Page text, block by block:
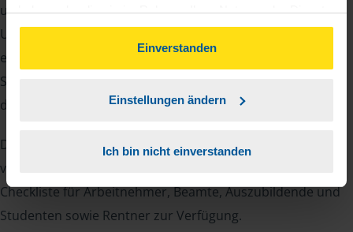
haben oder die sie im Rahmen Ihrer Nutzung der Dienste
gesammelt haben. Indem Sie auf Einverstanden klicken,
können Sie der Verwendung von Cookies, gemäß
unserer➔ Datenschutzrichtliniezustimmen.
Einverstanden
Einstellungen ändern
Ich bin nicht einverstanden
unsere Beraterinnen und Berater eine Reihe von
Unterlagen von Ihnen. Dazu gehört beispielsweise die
elektronische Lohnsteuerbescheinigung, Ihre
Steueridentifikationsnummer, der Rentenbescheid oder
die Bescheinigung über das Kindergeld.
Damit Sie sich gut vorbereiten können und keinen der
vielen Nachweise vergessen, stellen wir Ihnen hier eine
Checkliste für Arbeitnehmer, Beamte, Auszubildende und
Studenten sowie Rentner zur Verfügung.